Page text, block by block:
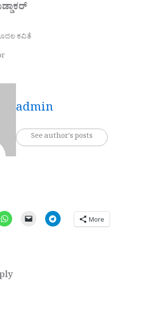
admin
See author's posts
More